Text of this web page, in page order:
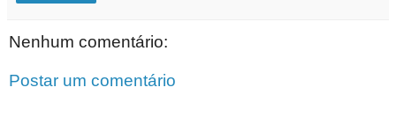
Nenhum comentário:
Postar um comentário